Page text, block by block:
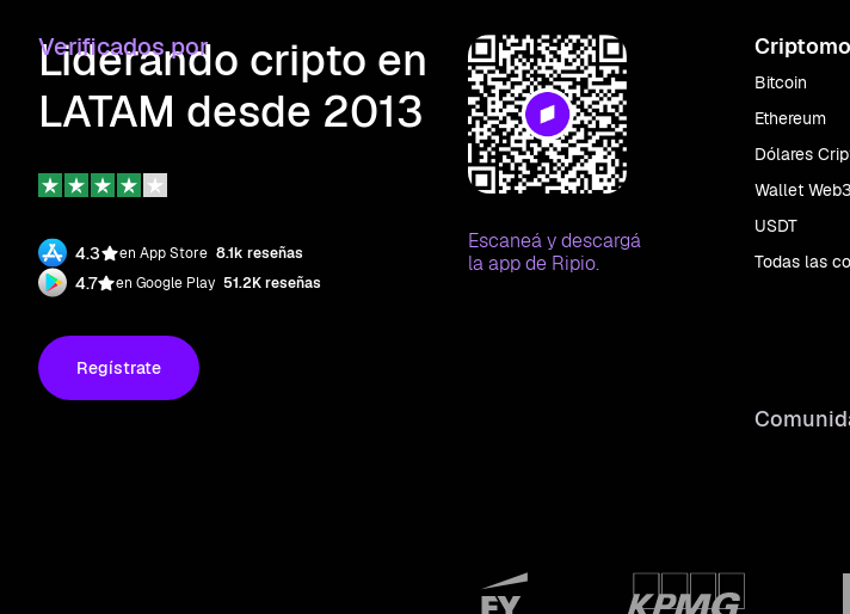
Verificados por
Liderando cripto en
LATAM desde 2013
4.3 en App Store 8.1k reseñas
4.7 en Google Play 51.2K reseñas
Regístrate
Escaneá y descargá
la app de Ripio.
Bitcoin
Ethereum
Dólares
Wallet Web3
USDT
Todas las